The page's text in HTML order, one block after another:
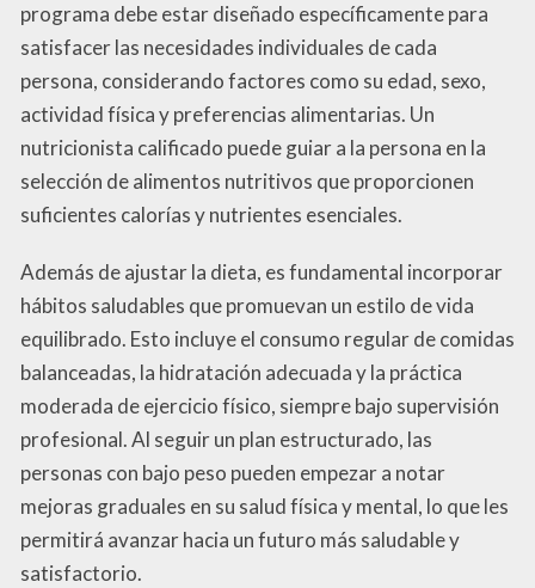
programa debe estar diseñado específicamente para
satisfacer las necesidades individuales de cada
persona, considerando factores como su edad, sexo,
actividad física y preferencias alimentarias. Un
nutricionista calificado puede guiar a la persona en la
selección de alimentos nutritivos que proporcionen
suficientes calorías y nutrientes esenciales.
Además de ajustar la dieta, es fundamental incorporar
hábitos saludables que promuevan un estilo de vida
equilibrado. Esto incluye el consumo regular de comidas
balanceadas, la hidratación adecuada y la práctica
moderada de ejercicio físico, siempre bajo supervisión
profesional. Al seguir un plan estructurado, las
personas con bajo peso pueden empezar a notar
mejoras graduales en su salud física y mental, lo que les
permitirá avanzar hacia un futuro más saludable y
satisfactorio.